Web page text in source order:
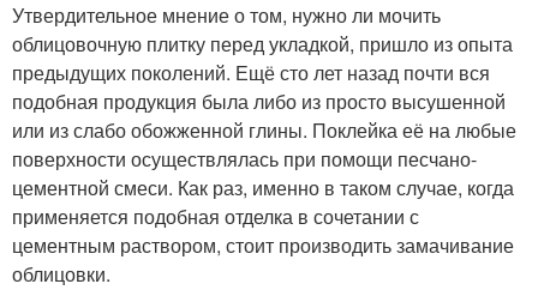
Утвердительное мнение о том, нужно ли мочить
облицовочную плитку перед укладкой, пришло из опыта
предыдущих поколений. Ещё сто лет назад почти вся
подобная продукция была либо из просто высушенной
или из слабо обожженной глины. Поклейка её на любые
поверхности осуществлялась при помощи песчано-
цементной смеси. Как раз, именно в таком случае, когда
применяется подобная отделка в сочетании с
цементным раствором, стоит производить замачивание
облицовки.